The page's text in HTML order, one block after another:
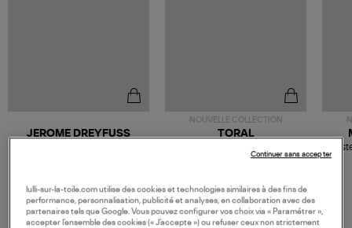
JEROME DREYFUSS
NOUVELLE COLLECTION
189,00 €
TORAL
Mousse
lulli-sur-la-toile.com utilise des cookies et technologies similaires à des fins de
performance, personnalisation, publicité et analyses, en collaboration avec des
partenaires tels que Google. Vous pouvez configurer vos choix via « Paramétrer »,
accepter l’ensemble des cookies (« J’accepte ») ou refuser ceux non strictement
Continuer sans accepter